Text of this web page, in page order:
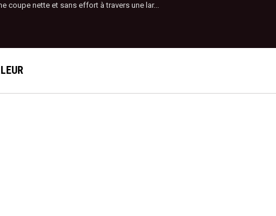
coupe nette et sans effort à travers une lar...